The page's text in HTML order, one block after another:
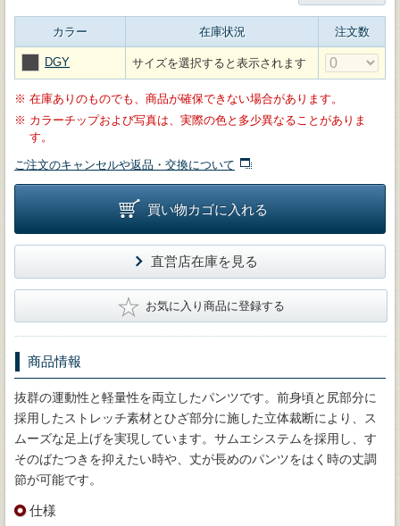
カラー 在庫状況 注文数
DGY サイズを選択すると表示されます
※ 在庫ありのものでも、商品が確保できない場合があります。
※ カラーチップおよび写真は、実際の色と多少異なることがありま
す。
ご注文のキャンセルや返品・交換について
買い物カゴに入れる
直営店在庫を見る
★ お気に入り商品に登録する
商品情報
抜群の運動性と軽量性を両立したパンツです。前身頃と尻部分に
採用したストレッチ素材とひざ部分に施した立体裁断により、ス
ムーズな足上げを実現しています。サムエシステムを採用し、す
そのばたつきを抑えたい時や、丈が長めのパンツをはく時の丈調
節が可能です。
仕様